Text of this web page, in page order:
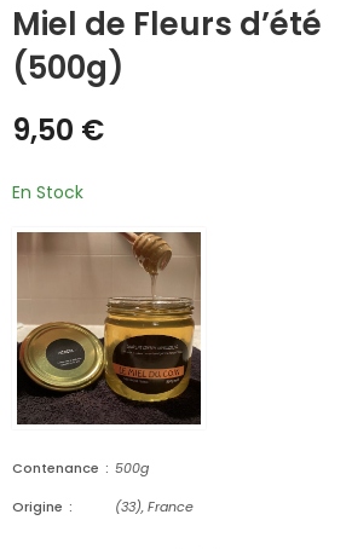
Miel de Fleurs d’été
(500g)
9,50 €
En Stock
Contenance
500g
Origine
(33), France